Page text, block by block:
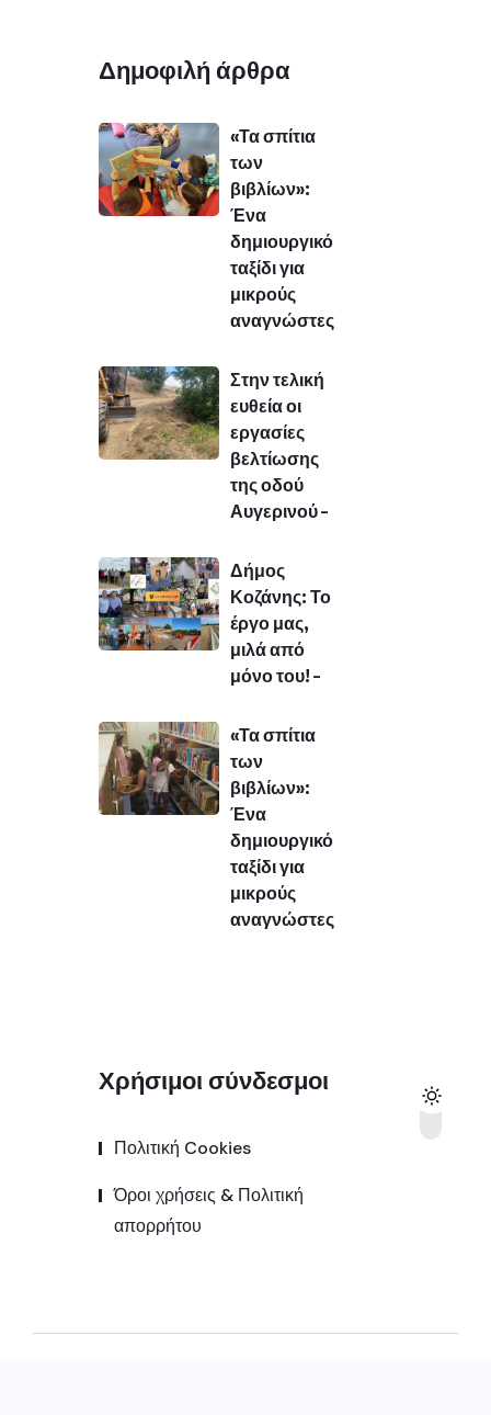
Δημοφιλή άρθρα
«Τα σπίτια
των
βιβλίων»:
Ένα
δημιουργικό
ταξίδι για
μικρούς
αναγνώστες
Στην τελική
ευθεία οι
εργασίες
βελτίωσης
της οδού
Αυγερινού –
Δήμος
Κοζάνης: Το
έργο μας,
μιλά από
μόνο του! –
«Τα σπίτια
των
βιβλίων»:
Ένα
δημιουργικό
ταξίδι για
μικρούς
αναγνώστες
Χρήσιμοι σύνδεσμοι
Πολιτική Cookies
Όροι χρήσεις & Πολιτική
απορρήτου